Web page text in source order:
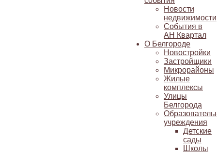
Новости
недвижимости
События в
АН Квартал
О Белгороде
Новостройки
Застройщики
Микрорайоны
Жилые
комплексы
Улицы
Белгорода
учреждения
Детские
сады
Школы